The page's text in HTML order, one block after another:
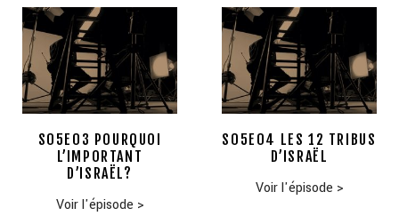
S05E03 POURQUOI
L’IMPORTANT
D’ISRAËL?
Voir l'épisode >
S05E04 LES 12 TRIBUS
D’ISRAËL
Voir l'épisode >